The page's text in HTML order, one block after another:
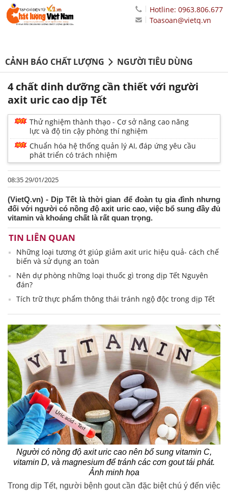
Hotline: 0963.806.677
Toasoan@vietq.vn
CẢNH BÁO CHẤT LƯỢNG NGƯỜI TIÊU DÙNG
4 chất dinh dưỡng cần thiết với người
axit uric cao dịp Tết
Thử nghiệm thành thạo - Cơ sở nâng cao năng
lực và độ tin cậy phòng thí nghiệm
Chuẩn hóa hệ thống quản lý AI, đáp ứng yêu cầu
phát triển có trách nhiệm
08:35 29/01/2025
(VietQ.vn) - Dịp Tết là thời gian để đoàn tụ gia đình nhưng
đối với người có nồng độ axit uric cao, việc bổ sung đầy đủ
vitamin và khoáng chất là rất quan trọng.
TIN LIÊN QUAN
Những loại tương ớt giúp giảm axit uric hiệu quả- cách chế
biến và sử dụng an toàn
Nên dự phòng những loại thuốc gì trong dịp Tết Nguyên
đán?
Tích trữ thực phẩm thông thái tránh ngộ độc trong dịp Tết
Người có nồng độ axit uric cao nên bổ sung vitamin C,
vitamin D, và magnesium để tránh các cơn gout tái phát.
Ảnh minh họa
Trong dịp Tết, người bệnh gout cần đặc biệt chú ý đến việc